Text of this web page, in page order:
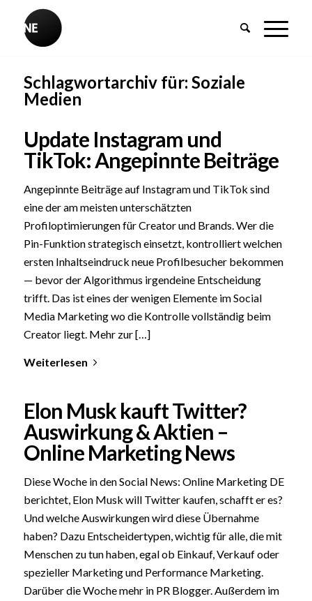
Schlagwortarchiv für: Soziale
Medien
Update Instagram und
TikTok: Angepinnte Beiträge
Angepinnte Beiträge auf Instagram und TikTok sind
eine der am meisten unterschätzten
Profiloptimierungen für Creator und Brands. Wer die
Pin-Funktion strategisch einsetzt, kontrolliert welchen
ersten Inhaltseindruck neue Profilbesucher bekommen
— bevor der Algorithmus irgendeine Entscheidung
trifft. Das ist eines der wenigen Elemente im Social
Media Marketing wo die Kontrolle vollständig beim
Creator liegt. Mehr zur […]
Weiterlesen
Elon Musk kauft Twitter?
Auswirkung & Aktien –
Online Marketing News
Diese Woche in den Social News: Online Marketing DE
berichtet, Elon Musk will Twitter kaufen, schafft er es?
Und welche Auswirkungen wird diese Übernahme
haben? Dazu Entscheidertypen, wichtig für alle, die mit
Menschen zu tun haben, egal ob Einkauf, Verkauf oder
spezieller Marketing und Performance Marketing.
Darüber die Woche mehr in PR Blogger. Außerdem im